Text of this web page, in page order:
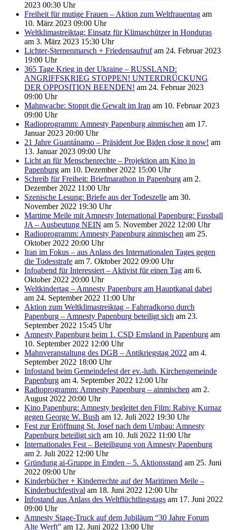
2023 00:30 Uhr
Freiheit für mutige Frauen – Aktion zum Weltfrauentag am
10. März 2023 09:00 Uhr
Weltklimastreiktag: Einsatz für Klimaschützer in Honduras
am 3. März 2023 15:30 Uhr
Lichter-Sternenmarsch + Friedensaufrufam 24. Februar 2023
19:00 Uhr
365 Tage Krieg in der Ukraine – RUSSLAND:
ANGRIFFSKRIEG STOPPEN! UNTERDRÜCKUNG
DER OPPOSITION BEENDEN! am 24. Februar 2023
09:00 Uhr
Mahnwache: Stoppt die Gewalt im Iran am 10. Februar 2023
09:00 Uhr
Radioprogramm: Amnesty Papenburg ainmischen am 17.
Januar 2023 20:00 Uhr
21 Jahre Guantánamo – Präsident Joe Biden close it now! am
13. Januar 2023 09:00 Uhr
Licht an für Menschenrechte – Projektion am Kino in
Papenburg am 10. Dezember 2022 15:00 Uhr
Schreib für Freiheit: Briefmarathon in Papenburg am 2.
Dezember 2022 11:00 Uhr
Szenische Lesung: Briefe aus der Todeszelle am 30.
November 2022 19:30 Uhr
Martime Meile mit Amnesty International Papenburg: Fussball
JA – Ausbeutung NEIN am 5. November 2022 12:00 Uhr
Radioprogramm: Amnesty Papenburg ainmischen am 25.
Oktober 2022 20:00 Uhr
Iran im Fokus – aus Anlass des Internationalen Tages gegen
die Todesstrafe am 7. Oktober 2022 09:00 Uhr
Infoabend für Interessiert – Aktivist für einen Tag am 6.
Oktober 2022 20:00 Uhr
Weltkindertag – Amnesty Papenburg am Hauptkanal dabei
am 24. September 2022 11:00 Uhr
Aktion zum Weltklimastreiktag – Fahrradkorso durch
Papenburg – Amnesty Papenburg beteiligt sich am 23.
September 2022 15:45 Uhr
Amnesty Papenburg beim 1. CSD Emsland in Papenburg am
10. September 2022 12:00 Uhr
Mahnveranstaltung des DGB – Antikriegstag 2022 am 4.
September 2022 18:00 Uhr
Infostand beim Gemeindefest der ev.-luth. Kirchengemeinde
Papenburg am 4. September 2022 12:00 Uhr
Radioprogramm: Amnesty Papenburg – ainmischen am 2.
August 2022 20:00 Uhr
Kino Papenburg: Amnesty begleitet den Film: Rabiye Kurnaz
gegen George W. Bush am 12. Juli 2022 19:30 Uhr
Fest zur Eröffnung St. Josef nach dem Umbau: Amnesty
Papenburg beteiligt sich am 10. Juli 2022 11:00 Uhr
Internationales Fest – Beteiligung von Amnesty Papenburg
am 2. Juli 2022 12:00 Uhr
Gründung ai-Gruppe in Emden – 5. Aktionsstand am 25. Juni
2022 09:00 Uhr
Kinderbücher + Kinderrechte auf der Maritimen Meile –
Kinderbuchfestival am 18. Juni 2022 12:00 Uhr
Infostand aus Anlass des Weltflüchtlingstags am 17. Juni 2022
09:00 Uhr
Amnesty Stage-Truck auf dem Jubiläum “30 Jahre Forum
Alte Werft” am 12. Juni 2022 13:00 Uhr